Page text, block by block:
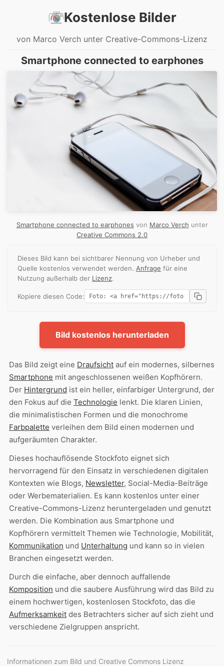
Kostenlose Bilder
von Marco Verch unter Creative-Commons-Lizenz
Smartphone connected to earphones
Smartphone connected to earphones von Marco Verch unter
Creative Commons 2.0
Dieses Bild kann bei sichtbarer Nennung von Urheber und
Quelle kostenlos verwendet werden. Anfrage für eine
Nutzung außerhalb der Lizenz.
Kopiere diesen Code:
Bild kostenlos herunterladen
Das Bild zeigt eine Draufsicht auf ein modernes, silbernes
Smartphone mit angeschlossenen weißen Kopfhörern.
Der Hintergrund ist ein heller, einfarbiger Untergrund, der
den Fokus auf die Technologie lenkt. Die klaren Linien,
die minimalistischen Formen und die monochrome
Farbpalette verleihen dem Bild einen modernen und
aufgeräumten Charakter.
Dieses hochauflösende Stockfoto eignet sich
hervorragend für den Einsatz in verschiedenen digitalen
Kontexten wie Blogs, Newsletter, Social-Media-Beiträge
oder Werbematerialien. Es kann kostenlos unter einer
Creative-Commons-Lizenz heruntergeladen und genutzt
werden. Die Kombination aus Smartphone und
Kopfhörern vermittelt Themen wie Technologie, Mobilität,
Kommunikation und Unterhaltung und kann so in vielen
Branchen eingesetzt werden.
Durch die einfache, aber dennoch auffallende
Komposition und die saubere Ausführung wird das Bild zu
einem hochwertigen, kostenlosen Stockfoto, das die
Aufmerksamkeit des Betrachters sicher auf sich zieht und
verschiedene Zielgruppen anspricht.
Informationen zum Bild und Creative Commons Lizenz